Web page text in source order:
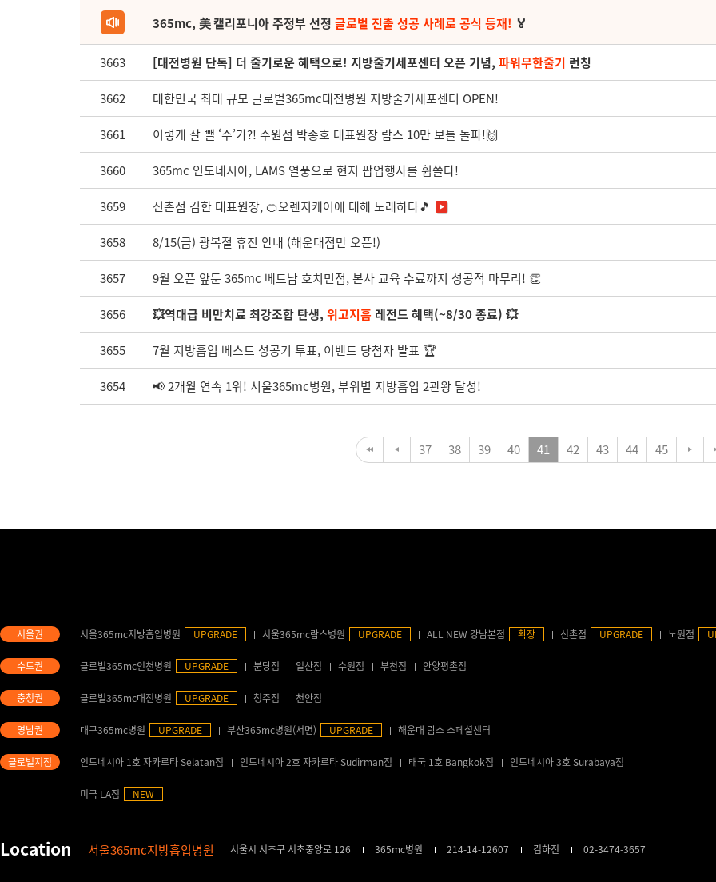
365mc, 美 캘리포니아 주정부 선정 글로벌 진출 성공 사례로 공식 등재! 🏅
3663 [대전병원 단독] 더 줄기로운 혜택으로! 지방줄기세포센터 오픈 기념, 파워무한줄기 런칭
3662 대한민국 최대 규모 글로벌365mc대전병원 지방줄기세포센터 OPEN!
3661 이렇게 잘 뺄 ‘수’가?! 수원점 박종호 대표원장 람스 10만 보틀 돌파!🙌
3660 365mc 인도네시아, LAMS 열풍으로 현지 팝업행사를 휩쓸다!
3659 신촌점 김한 대표원장, 🍊오렌지케어에 대해 노래하다🎵
3658 8/15(금) 광복절 휴진 안내 (해운대점만 오픈!)
3657 9월 오픈 앞둔 365mc 베트남 호치민점, 본사 교육 수료까지 성공적 마무리! 👏
3656 💥역대급 비만치료 최강조합 탄생, 위고지흡 레전드 혜택(~8/30 종료) 💥
3655 7월 지방흡입 베스트 성공기 투표, 이벤트 당첨자 발표 🏆
3654 📢 2개월 연속 1위! 서울365mc병원, 부위별 지방흡입 2관왕 달성!
37 38 39 40 41 42 43 44 45
서울365mc지방흡입병원 UPGRADE 서울365mc람스병원 UPGRADE ALL NEW 강남본점 확장 신촌점 UPGRADE 노원점
글로벌365mc인천병원 UPGRADE 분당점 일산점 수원점 부천점 안양평촌점
글로벌365mc대전병원 UPGRADE 청주점 천안점
대구365mc병원 UPGRADE 부산365mc병원(서면) UPGRADE 해운대 람스 스페셜센터
인도네시아 1호 자카르타 Selatan점 인도네시아 2호 자카르타 Sudirman점 태국 1호 Bangkok점 인도네시아 3호 Surabaya점
미국 LA점 NEW
서울365mc지방흡입병원 서울시 서초구 서초중앙로 126 365mc병원 214-14-12607 김하진 02-3474-3657